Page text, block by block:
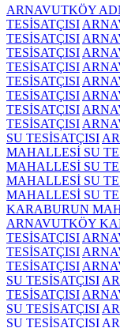
ARNAVUTKÖY
TESİSATÇISI
TESİSATÇISI
TESİSATÇISI
TESİSATÇISI
TESİSATÇISI
TESİSATÇISI
TESİSATÇISI
TESİSATÇISI
SU TESİSATÇISI
MAHALLESİ SU
MAHALLESİ SU
MAHALLESİ SU
MAHALLESİ SU
KARABURUN
ARNAVUTKÖY
TESİSATÇISI
TESİSATÇISI
TESİSATÇISI
SU TESİSATÇISI
TESİSATÇISI
SU TESİSATÇISI
SU TESİSATÇISI